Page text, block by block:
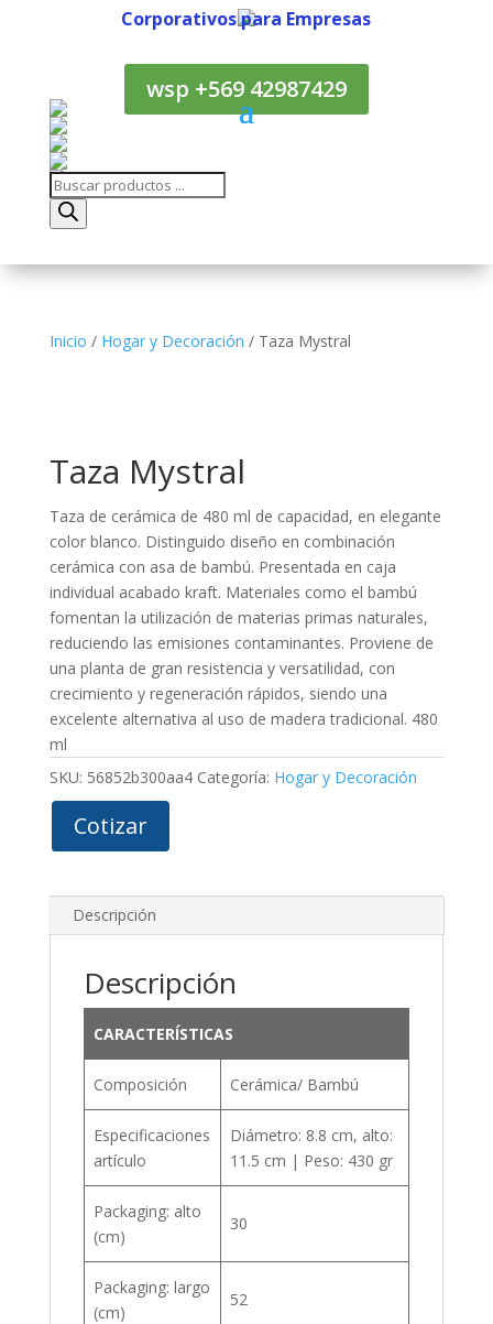
Corporativos para Empresas
wsp +569 42987429
Búsqueda
de
productos
Inicio / Hogar y Decoración / Taza Mystral
Taza Mystral
Taza de cerámica de 480 ml de capacidad, en elegante
color blanco. Distinguido diseño en combinación
cerámica con asa de bambú. Presentada en caja
individual acabado kraft. Materiales como el bambú
fomentan la utilización de materias primas naturales,
reduciendo las emisiones contaminantes. Proviene de
una planta de gran resistencia y versatilidad, con
crecimiento y regeneración rápidos, siendo una
excelente alternativa al uso de madera tradicional. 480
ml
SKU: 56852b300aa4 Categoría: Hogar y Decoración
Cotizar
Descripción
Descripción
CARACTERÍSTICAS
Composición Cerámica/ Bambú
Especificaciones
artículo
Diámetro: 8.8 cm, alto:
11.5 cm | Peso: 430 gr
Packaging: alto
(cm)
30
Packaging: largo
(cm)
52